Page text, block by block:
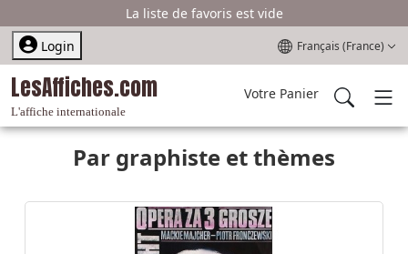
La liste de favoris est vide
Login
Sélectionnez votre
Français (France)
LesAffiches.com
L'affiche internationale
Votre Panier
Par graphiste et thèmes